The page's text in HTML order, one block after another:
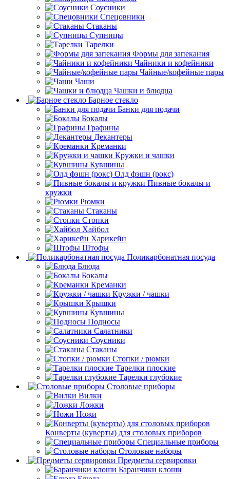
Соусники
Спецовники
Стаканы
Супницы
Тарелки
Формы для запекания
Чайники и кофейники
Чайные/кофейные пары
Чаши
Чашки и блюдца
Барное стекло
Банки для подачи
Бокалы
Графины
Декантеры
Креманки
Кружки и чашки
Кувшины
Олд фэшн (рокс)
Пивные бокалы и
кружки
Рюмки
Стаканы
Стопки
Хайбол
Харикейн
Штофы
Поликарбонатная посуда
Блюда
Бокалы
Креманки
Кружки / чашки
Крышки
Кувшины
Подносы
Салатники
Соусники
Стаканы
Стопки / рюмки
Тарелки плоские
Тарелки глубокие
Столовые приборы
Вилки
Ложки
Ножи
Конверты (куверты) для столовых приборов
Специальные приборы
Столовые наборы
Предметы сервировки
Баранчики клоши